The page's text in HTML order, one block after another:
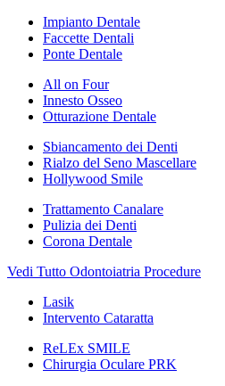
Impianto Dentale
Faccette Dentali
Ponte Dentale
All on Four
Innesto Osseo
Otturazione Dentale
Sbiancamento dei Denti
Rialzo del Seno Mascellare
Hollywood Smile
Trattamento Canalare
Pulizia dei Denti
Corona Dentale
Vedi Tutto Odontoiatria Procedure
Lasik
Intervento Cataratta
ReLEx SMILE
Chirurgia Oculare PRK